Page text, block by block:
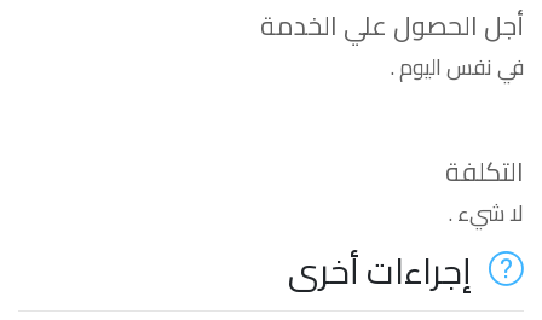
أجل الحصول علي الخدمة
في نفس اليوم .
التكلفة
لا شيء .
إجراءات أخرى